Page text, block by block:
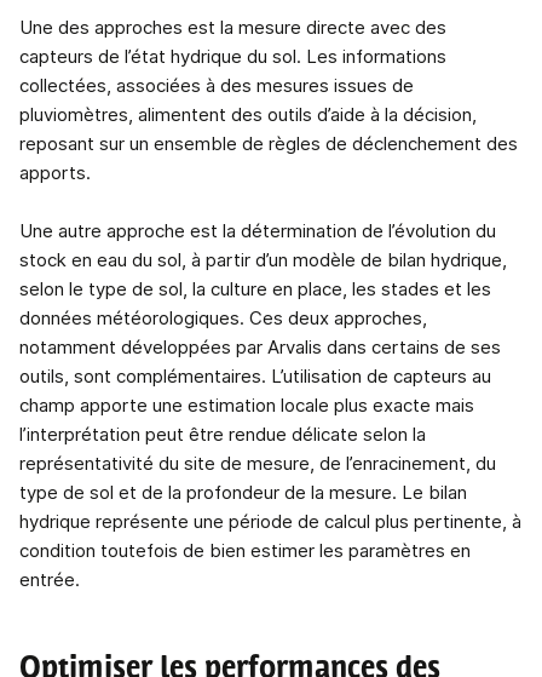
Une des approches est la mesure directe avec des
capteurs de l’état hydrique du sol. Les informations
collectées, associées à des mesures issues de
pluviomètres, alimentent des outils d’aide à la décision,
reposant sur un ensemble de règles de déclenchement des
apports.
Une autre approche est la détermination de l’évolution du
stock en eau du sol, à partir d’un modèle de bilan hydrique,
selon le type de sol, la culture en place, les stades et les
données météorologiques. Ces deux approches,
notamment développées par Arvalis dans certains de ses
outils, sont complémentaires. L’utilisation de capteurs au
champ apporte une estimation locale plus exacte mais
l’interprétation peut être rendue délicate selon la
représentativité du site de mesure, de l’enracinement, du
type de sol et de la profondeur de la mesure. Le bilan
hydrique représente une période de calcul plus pertinente, à
condition toutefois de bien estimer les paramètres en
entrée.
Optimiser les performances des